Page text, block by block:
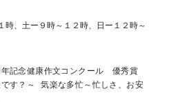
時、土ー９時～１２時、日ー１２時～
記念健康作文コンクール　優秀賞
す？～
気楽な多忙～忙しさ、お安